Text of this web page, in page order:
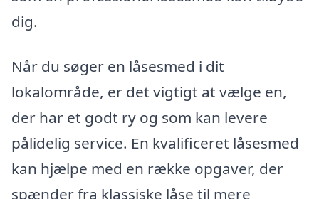
dig.
Når du søger en låsesmed i dit
lokalområde, er det vigtigt at vælge en,
der har et godt ry og som kan levere
pålidelig service. En kvalificeret låsesmed
kan hjælpe med en række opgaver, der
spænder fra klassiske låse til mere